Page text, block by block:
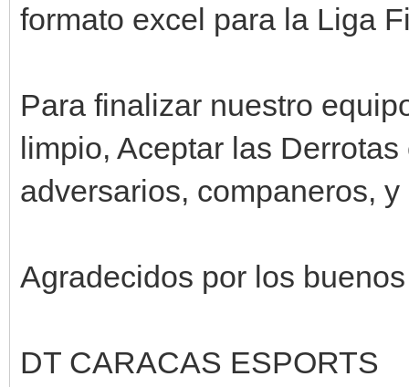
formato excel para la Liga
Para finalizar nuestro
limpio, Aceptar las
adversarios, companeros,
Agradecidos por los
DT CARACAS ESPORTS